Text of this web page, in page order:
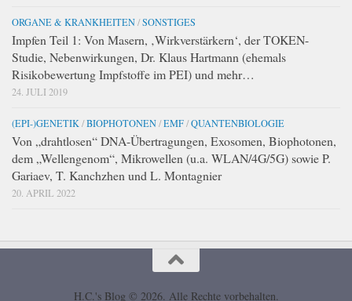
ORGANE & KRANKHEITEN/SONSTIGES
Impfen Teil 1: Von Masern, ‚Wirkverstärkern‘, der TOKEN-
Studie, Nebenwirkungen, Dr. Klaus Hartmann (ehemals
Risikobewertung Impfstoffe im PEI) und mehr…
24. JULI 2019
(EPI-)GENETIK /BIOPHOTONEN/EMF/QUANTENBIOLOGIE
Von „drahtlosen“ DNA-Übertragungen, Exosomen, Biophotonen,
dem „Wellengenom“, Mikrowellen (u.a. WLAN/4G/5G) sowie P.
Gariaev, T. Kanchzhen und L. Montagnier
20. APRIL 2022
H.C.'s Blog © 2026. Alle Rechte vorbehalten.